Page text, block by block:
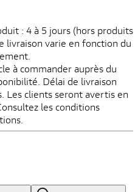
: 4 à 5 jours (hors produits
livraison varie en fonction du
à commander auprès du
Délai de livraison
Les clients seront avertis en
les conditions